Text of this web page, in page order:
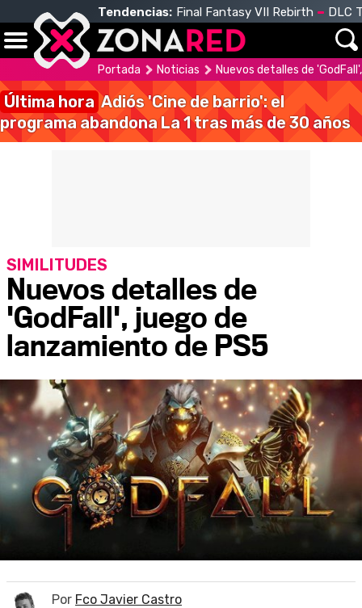
Tendencias: Final Fantasy VII Rebirth DLC
Portada Noticias Nuevos detalles de
Última hora Adiós 'Cine de barrio': el
programa abandona La 1 tras más de 30 años
Nuevos detalles de
'GodFall', juego de
lanzamiento de PS5
SIMILITUDES
Por Fco Javier Castro